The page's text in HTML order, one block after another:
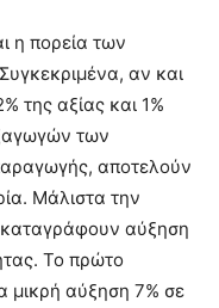
η πορεία των
αν και
της αξίας και 1%
των
αποτελούν
Μάλιστα την
καταγράφουν αύξηση
Το πρώτο
μικρή αύξηση 7% σε